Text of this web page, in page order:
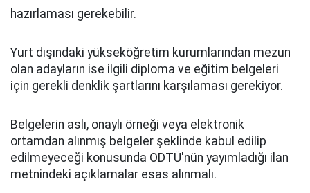
hazırlaması gerekebilir.
Yurt dışındaki yükseköğretim kurumlarından mezun
olan adayların ise ilgili diploma ve eğitim belgeleri
için gerekli denklik şartlarını karşılaması gerekiyor.
Belgelerin aslı, onaylı örneği veya elektronik
ortamdan alınmış belgeler şeklinde kabul edilip
edilmeyeceği konusunda ODTÜ'nün yayımladığı ilan
metnindeki açıklamalar esas alınmalı.